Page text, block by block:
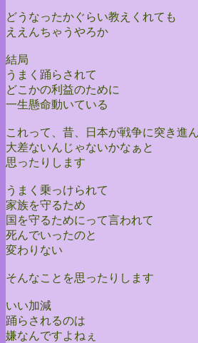
どうなったかぐらい教えくれても
ええんちゃうやろか
結局
うまく踊らされて
どこかの利益のために
一生懸命動いている
これって、昔、日本が戦争に突き進
大差ないんじゃないかなぁと
思ったりします
うまく乗っけられて
家族を守るため
国を守るためにって言われて
死んでいったのと
変わりない
そんなことを思ったりします
いい加減
踊らされるのは
嫌なんですよねぇ